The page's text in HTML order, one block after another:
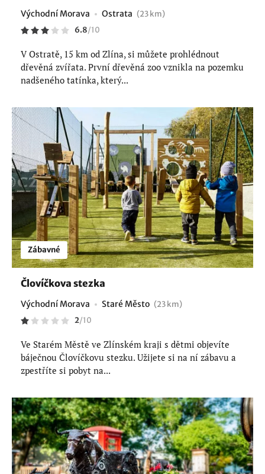
Východní Morava Ostrata (23 km)
6.8/10
V Ostratě, 15 km od Zlína, si můžete prohlédnout
dřevěná zvířata. První dřevěná zoo vznikla na pozemku
nadšeného tatínka, který...
Zábavné
Človíčkova stezka
Východní Morava Staré Město (23 km)
2/10
Ve Starém Městě ve Zlínském kraji s dětmi objevíte
báječnou Človíčkovu stezku. Užijete si na ní zábavu a
zpestříte si pobyt na...